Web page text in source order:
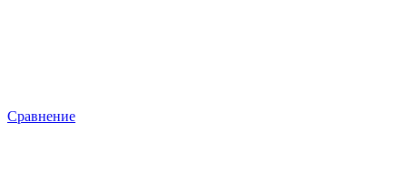
Сравнение